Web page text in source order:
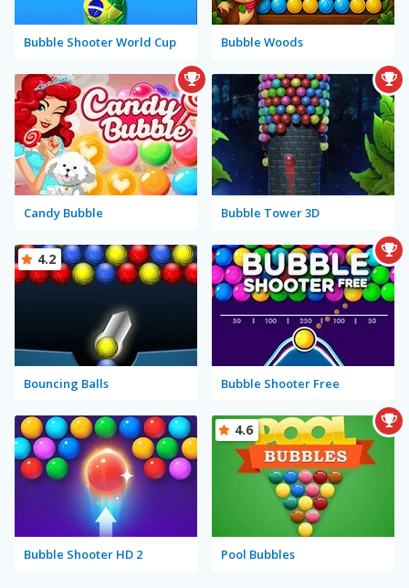
Bubble Shooter World Cup Bubble Woods
Candy Bubble Bubble Tower 3D
Bouncing Balls
4.2
Bubble Shooter Free
Bubble Shooter HD 2 Pool Bubbles
4.6